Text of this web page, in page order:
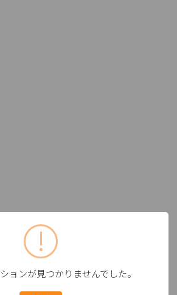
ョンが見つかりませんでした。